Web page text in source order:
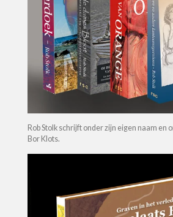
Rob Stolk schrijft onder zijn eigen naam en
Bor Klots.